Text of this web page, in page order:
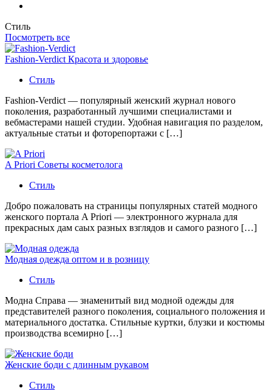
Стиль
Посмотреть все
Fashion-Verdict Красота и здоровье
Стиль
Fashion-Verdict — популярный женский журнал нового
поколения, разработанный лучшими специалистами и
вебмастерами нашей студии. Удобная навигация по разделом,
актуальные статьи и фоторепортажи с […]
A Priori Советы косметолога
Стиль
Добро пожаловать на страницы популярных статей модного
женского портала A Priori — электронного журнала для
прекрасных дам саых разных взглядов и самого разного […]
Модная одежда оптом и в розницу
Стиль
Модна Справа — знаменитый вид модной одежды для
представителей разного поколения, социального положения и
материального достатка. Стильные куртки, блузки и костюмы
производства всемирно […]
Женские боди с длинным рукавом
Стиль